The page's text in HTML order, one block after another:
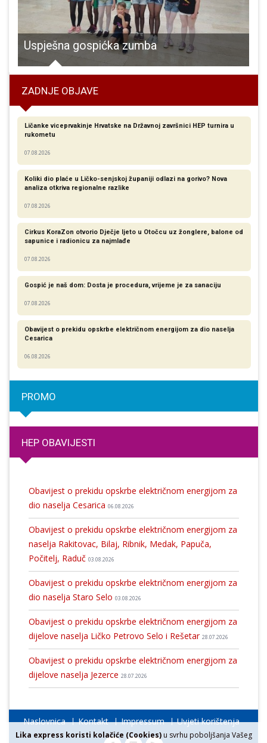
Lika express koristi kolačiće (Cookies)u svrhu poboljšanja Vašeg
Uspješna gospićka zumba
ZADNJE OBJAVE
Ličanke viceprvakinje Hrvatske na Državnoj završnici HEP turnira u
rukometu
07.08.2026
Koliki dio plaće u Ličko-senjskoj županiji odlazi na gorivo? Nova
analiza otkriva regionalne razlike​
07.08.2026
Cirkus KoraZon otvorio Dječje ljeto u Otočcu uz žonglere, balone od
sapunice i radionicu za najmlađe
07.08.2026
Gospić je naš dom: Dosta je procedura, vrijeme je za sanaciju
07.08.2026
Obavijest o prekidu opskrbe električnom energijom za dio naselja
Cesarica
06.08.2026
PROMO
HEP OBAVIJESTI
Obavijest o prekidu opskrbe električnom energijom za
dio naselja Cesarica 06.08.2026
Obavijest o prekidu opskrbe električnom energijom za
naselja Rakitovac, Bilaj, Ribnik, Medak, Papuča,
Počitelj, Raduč 03.08.2026
Obavijest o prekidu opskrbe električnom energijom za
dio naselja Staro Selo 03.08.2026
Obavijest o prekidu opskrbe električnom energijom za
dijelove naselja Ličko Petrovo Selo i Rešetar 28.07.2026
Obavijest o prekidu opskrbe električnom energijom za
dijelove naselja Jezerce 28.07.2026
Naslovnica Kontakt Impressum Uvjeti korištenja